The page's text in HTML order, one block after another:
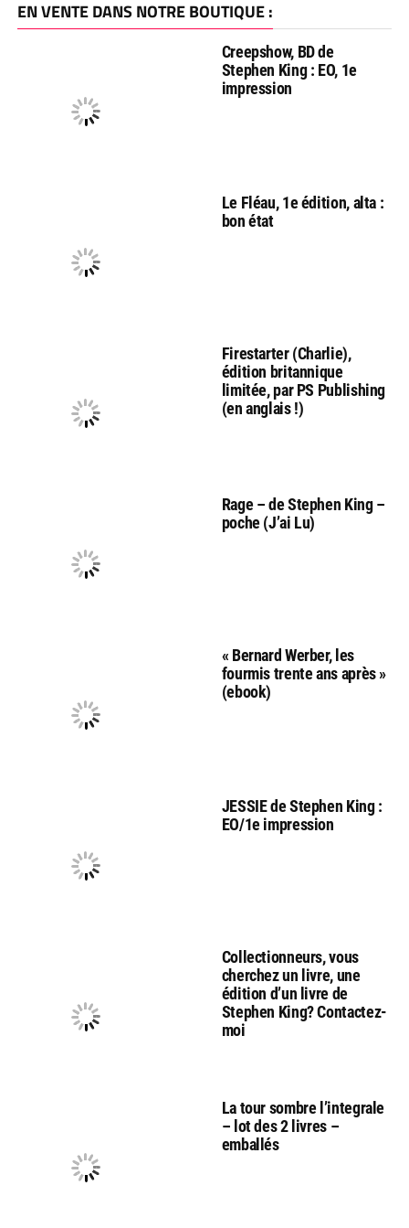
EN VENTE DANS NOTRE BOUTIQUE :
Creepshow, BD de
Stephen King : EO, 1e
impression
Le Fléau, 1e édition, alta :
bon état
Firestarter (Charlie),
édition britannique
limitée, par PS Publishing
(en anglais !)
Rage – de Stephen King –
poche (J’ai Lu)
« Bernard Werber, les
fourmis trente ans après »
(ebook)
JESSIE de Stephen King :
EO/1e impression
Collectionneurs, vous
cherchez un livre, une
édition d’un livre de
Stephen King? Contactez-
moi
La tour sombre l’integrale
– lot des 2 livres –
emballés